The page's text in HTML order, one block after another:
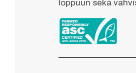
loppuun sekä